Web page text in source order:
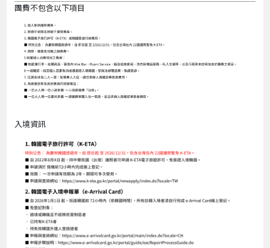
團費不包含以下項目
入境資訊